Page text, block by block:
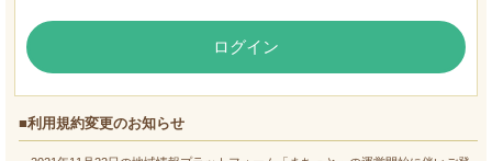
ログイン
■利用規約変更のお知らせ